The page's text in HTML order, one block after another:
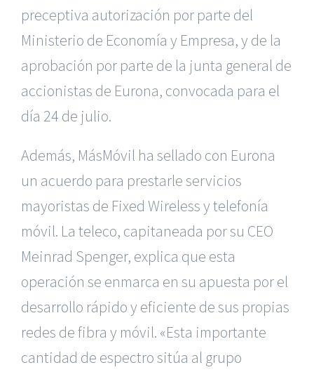
preceptiva autorización por parte del
Ministerio de Economía y Empresa, y de la
aprobación por parte de la junta general de
accionistas de Eurona, convocada para el
día 24 de julio.
Además, MásMóvil ha sellado con Eurona
un acuerdo para prestarle servicios
mayoristas de Fixed Wireless y telefonía
móvil. La teleco, capitaneada por su CEO
Meinrad Spenger, explica que esta
operación se enmarca en su apuesta por el
desarrollo rápido y eficiente de sus propias
redes de fibra y móvil. «Esta importante
cantidad de espectro sitúa al grupo